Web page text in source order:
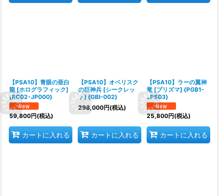
【PSA10】青眼の亜白
龍 [ホログラフィック]
{RC02-JP000}
59,800円(税込)
カートに入れる
【PSA10】オベリスク
の巨神兵 [シークレッ
ト] {GBI-002}
298,000円(税込)
カートに入れる
【PSA10】ラーの翼神
竜 [プリズマ] {PGB1-
JPS03}
25,800円(税込)
カートに入れる